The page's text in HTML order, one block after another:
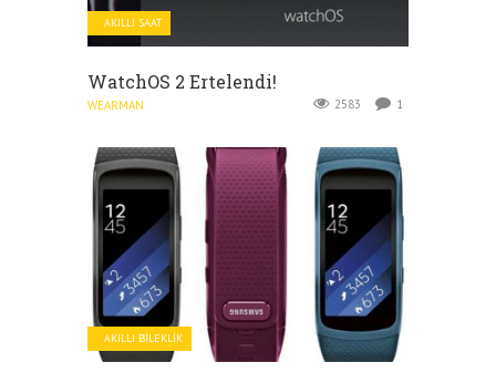
AKILLI SAAT
WatchOS 2 Ertelendi!
WEARMAN 2583 1
AKILLI BILEKLIK